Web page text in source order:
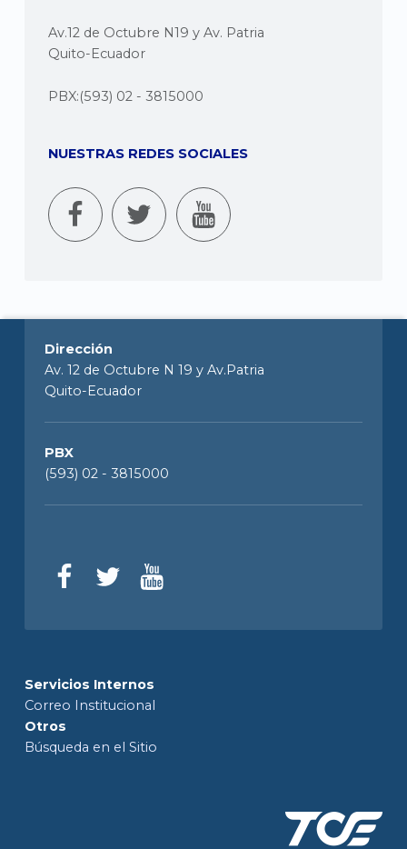
Av.12 de Octubre N19 y Av. Patria
Quito-Ecuador
PBX:(593) 02 - 3815000
NUESTRAS REDES SOCIALES
Dirección
Av. 12 de Octubre N 19 y Av.Patria
Quito-Ecuador
PBX
(593) 02 - 3815000
Servicios Internos
Correo Institucional
Otros
Búsqueda en el Sitio